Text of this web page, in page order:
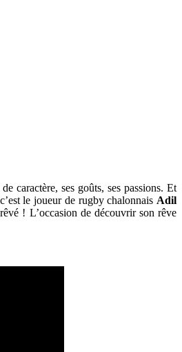
caractère, ses goûts, ses passions. Et
le joueur de rugby chalonnais Adil
! L’occasion de découvrir son rêve